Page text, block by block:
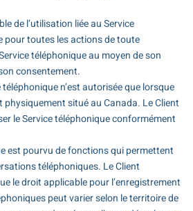
de l’utilisation liée au Service
pour toutes les actions de toute
téléphonique au moyen de son
consentement.
n’est autorisée que lorsque
physiquement situé au Canada. Le Client
le Service téléphonique conformément
est pourvu de fonctions qui permettent
téléphoniques. Le Client
le droit applicable pour l’enregistrement
peut varier selon le territoire de